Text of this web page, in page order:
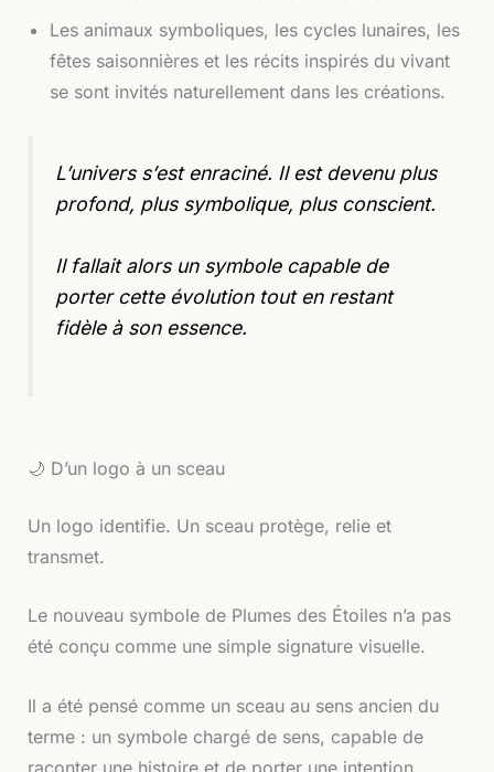
Les animaux symboliques, les cycles lunaires, les
fêtes saisonnières et les récits inspirés du vivant
se sont invités naturellement dans les créations.
L’univers s’est enraciné. Il est devenu plus
profond, plus symbolique, plus conscient.
Il fallait alors un symbole capable de
porter cette évolution tout en restant
fidèle à son essence.
🌙 D’un logo à un sceau
Un logo identifie. Un sceau protège, relie et
transmet.
Le nouveau symbole de Plumes des Étoiles n’a pas
été conçu comme une simple signature visuelle.
Il a été pensé comme un sceau au sens ancien du
terme : un symbole chargé de sens, capable de
raconter une histoire et de porter une intention.